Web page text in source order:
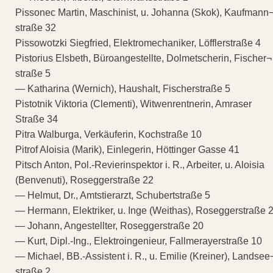
Pissonec Martin, Maschinist, u. Johanna (Skok),
straße 32
Pissowotzki Siegfried, Elektromechaniker, Löfflerstraße 4
Pistorius Elsbeth, Büroangestellte, Dolmetscherin, Fischer¬
straße 5
— Katharina (Wernich), Haushalt, Fischerstraße 5
Pistotnik Viktoria (Clementi), Witwenrentnerin, Amraser
Straße 34
Pitra Walburga, Verkäuferin, Kochstraße 10
Pitrof Aloisia (Marik), Einlegerin, Höttinger Gasse 41
Pitsch Anton, Pol.-Revierinspektor i. R., Arbeiter, u. Aloisia
(Benvenuti), Roseggerstraße 22
— Helmut, Dr., Amtstierarzt, Schubertstraße 5
— Hermann, Elektriker, u. Inge (Weithas), Roseggerstraße
— Johann, Angestellter, Roseggerstraße 20
— Kurt, Dipl.-Ing., Elektroingenieur, Fallmerayerstraße 10
— Michael, BB.-Assistent i. R., u. Emilie (Kreiner),